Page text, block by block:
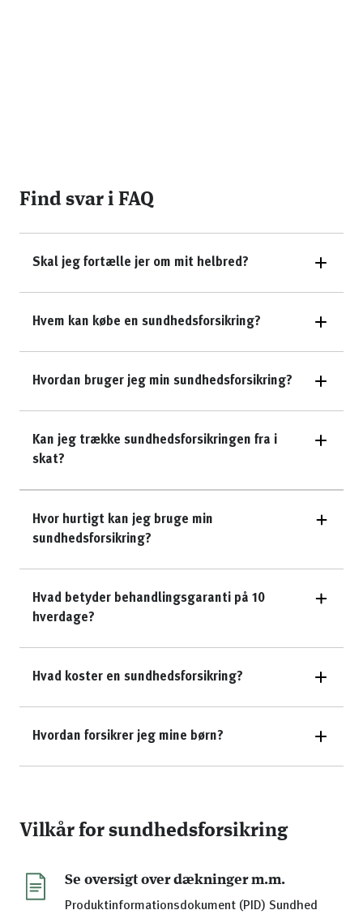
Find svar i FAQ
Skal jeg fortælle jer om mit helbred?
Hvem kan købe en sundhedsforsikring?
Hvordan bruger jeg min sundhedsforsikring?
Kan jeg trække sundhedsforsikringen fra i
skat?
Hvor hurtigt kan jeg bruge min
sundhedsforsikring?
Hvad betyder behandlingsgaranti på 10
hverdage?
Hvad koster en sundhedsforsikring?
Hvordan forsikrer jeg mine børn?
Vilkår for sundhedsforsikring
Se oversigt over dækninger m.m.
Produktinformationsdokument (PID) Sundhed